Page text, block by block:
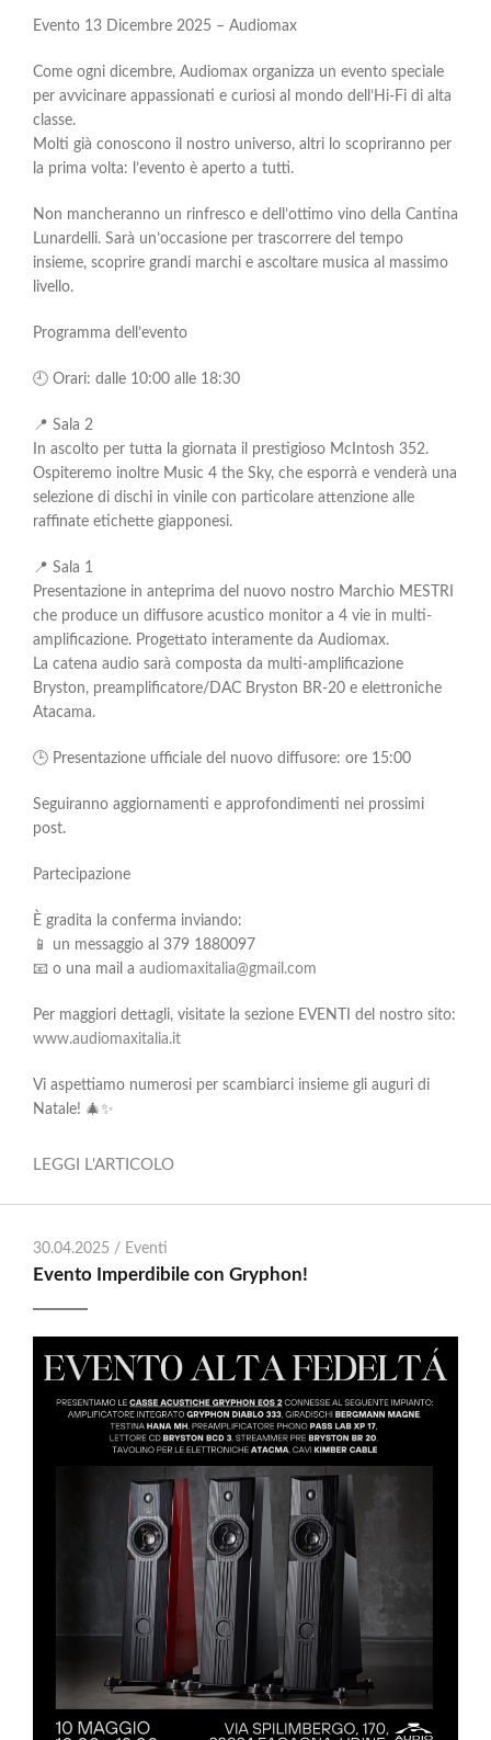
Evento 13 Dicembre 2025 – Audiomax
Come ogni dicembre, Audiomax organizza un evento speciale
per avvicinare appassionati e curiosi al mondo dell’Hi-Fi di alta
classe.
Molti già conoscono il nostro universo, altri lo scopriranno per
la prima volta: l’evento è aperto a tutti.
Non mancheranno un rinfresco e dell’ottimo vino della Cantina
Lunardelli. Sarà un’occasione per trascorrere del tempo
insieme, scoprire grandi marchi e ascoltare musica al massimo
livello.
Programma dell’evento
🕘 Orari: dalle 10:00 alle 18:30
📍 Sala 2
In ascolto per tutta la giornata il prestigioso McIntosh 352.
Ospiteremo inoltre Music 4 the Sky, che esporrà e venderà una
selezione di dischi in vinile con particolare attenzione alle
raffinate etichette giapponesi.
📍 Sala 1
Presentazione in anteprima del nuovo nostro Marchio MESTRI
che produce un diffusore acustico monitor a 4 vie in multi-
amplificazione. Progettato interamente da Audiomax.
La catena audio sarà composta da multi-amplificazione
Bryston, preamplificatore/DAC Bryston BR-20 e elettroniche
Atacama.
🕒 Presentazione ufficiale del nuovo diffusore: ore 15:00
Seguiranno aggiornamenti e approfondimenti nei prossimi
post.
Partecipazione
È gradita la conferma inviando:
📱 un messaggio al 379 1880097
📧 o una mail a audiomaxitalia@gmail.com
Per maggiori dettagli, visitate la sezione EVENTI del nostro sito:
www.audiomaxitalia.it
Vi aspettiamo numerosi per scambiarci insieme gli auguri di
Natale! 🎄✨
LEGGI L'ARTICOLO
30.04.2025 / Eventi
Evento Imperdibile con Gryphon!